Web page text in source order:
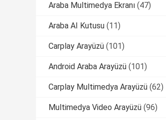
Araba Multimedya Ekranı (47)
Araba AI Kutusu (11)
Carplay Arayüzü (101)
Android Araba Arayüzü (101)
Carplay Multimedya Arayüzü (62)
Multimedya Video Arayüzü (96)